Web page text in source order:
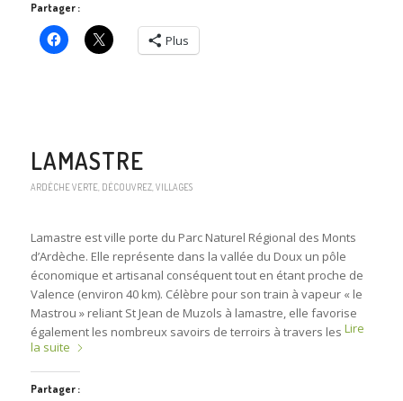
Partager :
Plus
LAMASTRE
ARDÈCHE VERTE, DÉCOUVREZ, VILLAGES
Lamastre est ville porte du Parc Naturel Régional des Monts
d’Ardèche. Elle représente dans la vallée du Doux un pôle
économique et artisanal conséquent tout en étant proche de
Valence (environ 40 km). Célèbre pour son train à vapeur « le
Mastrou » reliant St Jean de Muzols à lamastre, elle favorise
également les nombreux savoirs de terroirs à travers les Lire
la suite
Partager :